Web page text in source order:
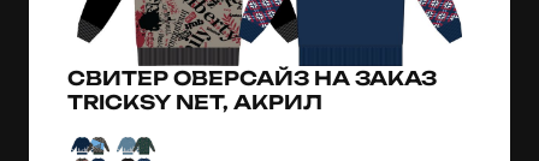
СВИТЕР ОВЕРСАЙЗ НА ЗАКАЗ
TRICKSY NET, АКРИЛ